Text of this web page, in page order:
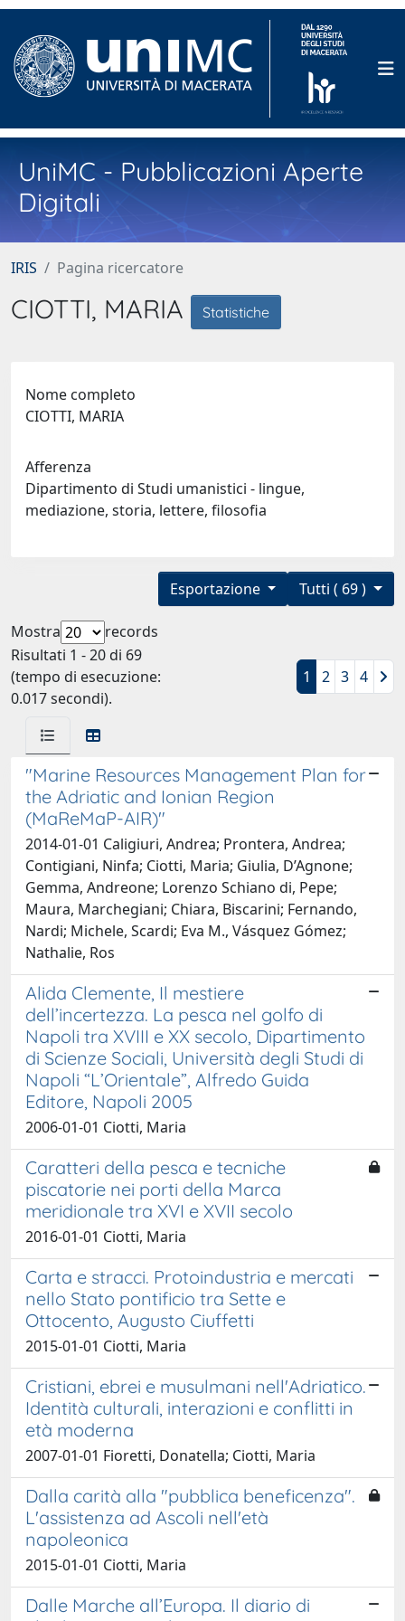
UniMC - Pubblicazioni Aperte
Digitali
IRIS Pagina ricercatore
CIOTTI, MARIA Statistiche
Nome completo
CIOTTI, MARIA
Afferenza
Dipartimento di Studi umanistici - lingue,
mediazione, storia, lettere, filosofia
Tutti ( 69 )
Esportazione
Mostra
records
Risultati 1 - 20 di 69
(tempo di esecuzione:
0.017 secondi).
1 2 3 4
"Marine Resources Management Plan for
the Adriatic and Ionian Region
(MaReMaP-AIR)"
2014-01-01 Caligiuri, Andrea; Prontera, Andrea;
Contigiani, Ninfa; Ciotti, Maria; Giulia, D’Agnone;
Gemma, Andreone; Lorenzo Schiano di, Pepe;
Maura, Marchegiani; Chiara, Biscarini; Fernando,
Nardi; Michele, Scardi; Eva M., Vásquez Gómez;
Nathalie, Ros
Alida Clemente, Il mestiere
dell’incertezza. La pesca nel golfo di
Napoli tra XVIII e XX secolo, Dipartimento
di Scienze Sociali, Università degli Studi di
Napoli “L’Orientale”, Alfredo Guida
Editore, Napoli 2005
2006-01-01 Ciotti, Maria
Caratteri della pesca e tecniche
piscatorie nei porti della Marca
meridionale tra XVI e XVII secolo
2016-01-01 Ciotti, Maria
Carta e stracci. Protoindustria e mercati
nello Stato pontificio tra Sette e
Ottocento, Augusto Ciuffetti
2015-01-01 Ciotti, Maria
Cristiani, ebrei e musulmani nell'Adriatico.
Identità culturali, interazioni e conflitti in
età moderna
2007-01-01 Fioretti, Donatella; Ciotti, Maria
Dalla carità alla "pubblica beneficenza".
L'assistenza ad Ascoli nell'età
napoleonica
2015-01-01 Ciotti, Maria
Dalle Marche all’Europa. Il diario di